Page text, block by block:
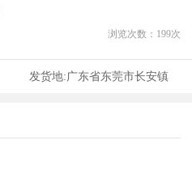
浏览次数： 199次
发货地:广东省东莞市长安镇